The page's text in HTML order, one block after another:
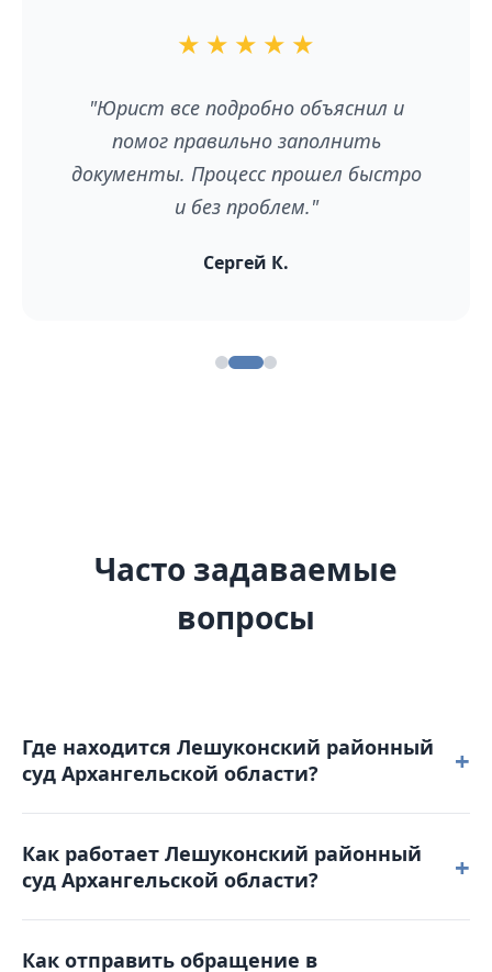
★ ★ ★ ★ ★
"Юрист все подробно объяснил и
помог правильно заполнить
документы. Процесс прошел быстро
и без проблем."
Сергей К.
Часто задаваемые
вопросы
Где находится Лешуконский районный
суд Архангельской области?
+
области расположен по адресу: 164670,
Архангельская область, с. Лешуконское,
ул. Победы, д. 16.
Как работает Лешуконский районный
суд Архангельской области?
+
30 пятница: с 8-30 до 17-30. Обеденный перерыв с
Как отправить обращение в